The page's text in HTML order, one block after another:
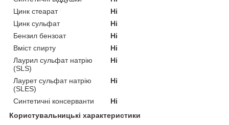
Цинк стеарат
Ні
Цинк сульфат
Ні
Бензил бензоат
Ні
Вміст спирту
Ні
Лаурил сульфат натрію
(SLS)
Ні
Лаурет сульфат натрію
(SLES)
Ні
Синтетичні консерванти
Ні
Користувальницькі характеристики